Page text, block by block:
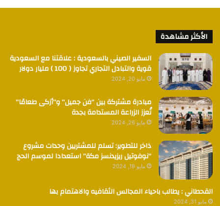
الأكثر مشاهدة
السفير الصيني بالسعودية : علاقتنا مع السعودية
قوية والتبادل التجاري تجاوز ( 100 ) مليار دولار
مايو 20, 2024
مبادرة مشتركة بين “فن جميل” و”أزكى طعامًا”
تُعزز الزراعة المستدامة بجدة
مايو 26, 2024
ذاخر للتطوير: تسلم للمشتريين وحدات مشروع
“نوفوتيل ريزيدنسز مكة” استعدادا لموسم الحج
مايو 19, 2024
القحطاني : يطالب باحياء المجالس الثقافيه والاهتمام بها
مايو 31, 2024